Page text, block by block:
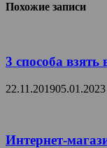
Похожие записи
3 способа
22.11.201905.01.2023
Интернет-